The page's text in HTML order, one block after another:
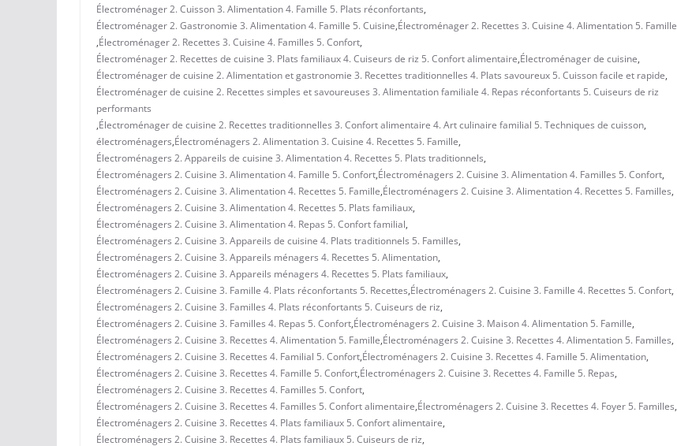
Électroménager 2. Cuisson 3. Alimentation 4. Famille 5. Plats réconfortants,
Électroménager 2. Gastronomie 3. Alimentation 4. Famille 5. Cuisine,Électroménager 2. Recettes 3. Cuisine 4. Alimentation 5. Famille
,Électroménager 2. Recettes 3. Cuisine 4. Familles 5. Confort,
Électroménager 2. Recettes de cuisine 3. Plats familiaux 4. Cuiseurs de riz 5. Confort alimentaire,Électroménager de cuisine,
Électroménager de cuisine 2. Alimentation et gastronomie 3. Recettes traditionnelles 4. Plats savoureux 5. Cuisson facile et rapide,
Électroménager de cuisine 2. Recettes simples et savoureuses 3. Alimentation familiale 4. Repas réconfortants 5. Cuiseurs de riz
performants
,Électroménager de cuisine 2. Recettes traditionnelles 3. Confort alimentaire 4. Art culinaire familial 5. Techniques de cuisson,
électroménagers,Électroménagers 2. Alimentation 3. Cuisine 4. Recettes 5. Famille,
Électroménagers 2. Appareils de cuisine 3. Alimentation 4. Recettes 5. Plats traditionnels,
Électroménagers 2. Cuisine 3. Alimentation 4. Famille 5. Confort,Électroménagers 2. Cuisine 3. Alimentation 4. Familles 5. Confort,
Électroménagers 2. Cuisine 3. Alimentation 4. Recettes 5. Famille,Électroménagers 2. Cuisine 3. Alimentation 4. Recettes 5. Familles,
Électroménagers 2. Cuisine 3. Alimentation 4. Recettes 5. Plats familiaux,
Électroménagers 2. Cuisine 3. Alimentation 4. Repas 5. Confort familial,
Électroménagers 2. Cuisine 3. Appareils de cuisine 4. Plats traditionnels 5. Familles,
Électroménagers 2. Cuisine 3. Appareils ménagers 4. Recettes 5. Alimentation,
Électroménagers 2. Cuisine 3. Appareils ménagers 4. Recettes 5. Plats familiaux,
Électroménagers 2. Cuisine 3. Famille 4. Plats réconfortants 5. Recettes,Électroménagers 2. Cuisine 3. Famille 4. Recettes 5. Confort,
Électroménagers 2. Cuisine 3. Familles 4. Plats réconfortants 5. Cuiseurs de riz,
Électroménagers 2. Cuisine 3. Familles 4. Repas 5. Confort,Électroménagers 2. Cuisine 3. Maison 4. Alimentation 5. Famille,
Électroménagers 2. Cuisine 3. Recettes 4. Alimentation 5. Famille,Électroménagers 2. Cuisine 3. Recettes 4. Alimentation 5. Familles,
Électroménagers 2. Cuisine 3. Recettes 4. Familial 5. Confort,Électroménagers 2. Cuisine 3. Recettes 4. Famille 5. Alimentation,
Électroménagers 2. Cuisine 3. Recettes 4. Famille 5. Confort,Électroménagers 2. Cuisine 3. Recettes 4. Famille 5. Repas,
Électroménagers 2. Cuisine 3. Recettes 4. Familles 5. Confort,
Électroménagers 2. Cuisine 3. Recettes 4. Familles 5. Confort alimentaire,Électroménagers 2. Cuisine 3. Recettes 4. Foyer 5. Familles,
Électroménagers 2. Cuisine 3. Recettes 4. Plats familiaux 5. Confort alimentaire,
Électroménagers 2. Cuisine 3. Recettes 4. Plats familiaux 5. Cuiseurs de riz,